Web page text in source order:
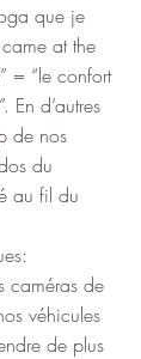
que je
at the
= “le confort
En d’autres
de nos
du
au fil du
caméras de
véhicules
de plus